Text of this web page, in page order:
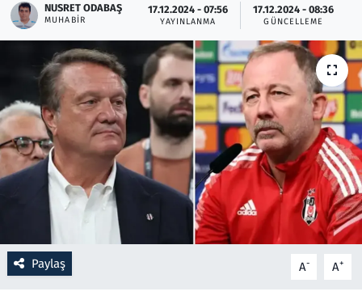
NUSRET ODABAŞ
MUHABIR
17.12.2024 - 07:56
YAYINLANMA
17.12.2024 - 08:36
GÜNCELLEME
Paylaş A- A+
Oyun
Ramazan
Resmi İlanlar
Rüya Tabirleri
Sağlık
Savunma Sanayi
Seçim 2023